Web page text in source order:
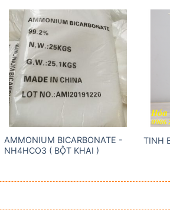
Add to
wishlist
AMMONIUM BICARBONATE -
NH4HCO3 ( BỘT KHAI )
TINH